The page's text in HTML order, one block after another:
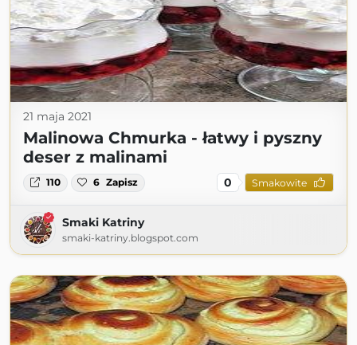
21 maja 2021
Malinowa Chmurka - łatwy i pyszny
deser z malinami
110 6 Zapisz 0 Smakowite
Smaki Katriny
smaki-katriny.blogspot.com